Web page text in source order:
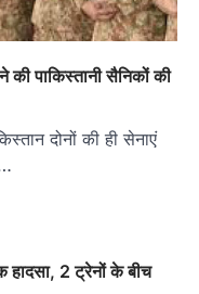
की पाकिस्तानी सैनिकों की
दोनों की ही सेनाएं
हादसा, 2 ट्रेनों के बीच